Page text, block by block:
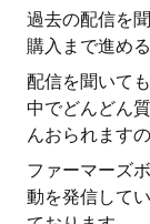
過去の配信を
購入まで進め
配信を聞いて
中でどんどん
んおられます
ファーマーズ
動を発信して